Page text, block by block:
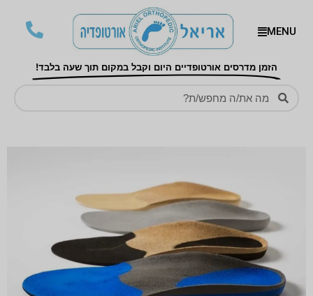
MENU
הזמן מדרסים אורטופדיים היום וקבל במקום תוך שעה בלבד!